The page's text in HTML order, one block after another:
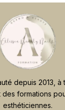
depuis 2013, à
des formations
esthéticiennes.